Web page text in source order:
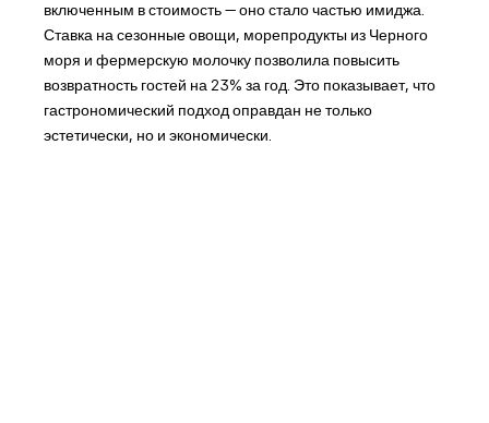
включенным в стоимость — оно стало частью имиджа.
Ставка на сезонные овощи, морепродукты из Черного
моря и фермерскую молочку позволила повысить
возвратность гостей на 23% за год. Это показывает, что
гастрономический подход оправдан не только
эстетически, но и экономически.